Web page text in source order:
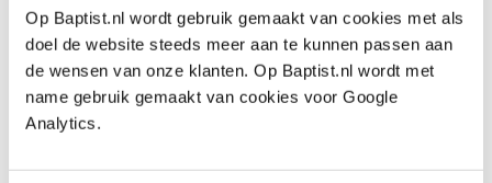
Op Baptist.nl wordt gebruik gemaakt van cookies met als
doel de website steeds meer aan te kunnen passen aan
de wensen van onze klanten. Op Baptist.nl wordt met
name gebruik gemaakt van cookies voor Google
Analytics.
€ 7,85 incl. btw
€ 6,49 excl. btw
Op voorraad
Vergelijken